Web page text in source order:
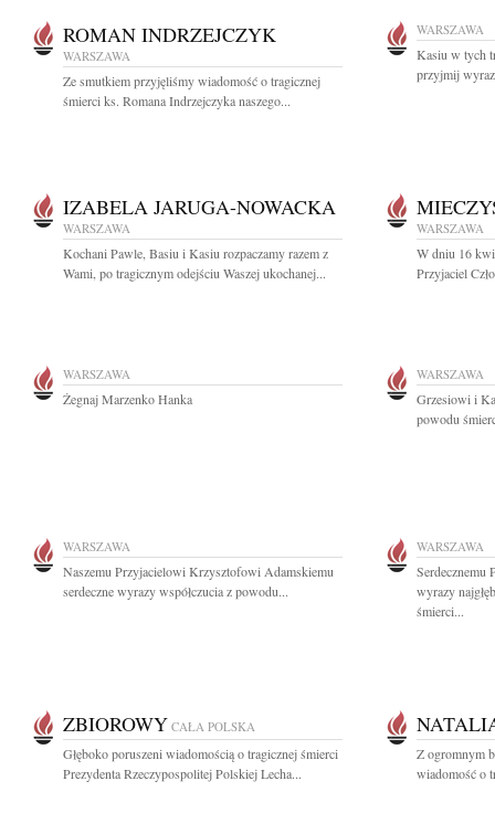
ROMAN INDRZEJCZYK
WARSZAWA
Ze smutkiem przyjęliśmy wiadomość o tragicznej
śmierci ks. Romana Indrzejczyka naszego...
WARSZAWA
Kasiu w tych
przyjmij
IZABELA JARUGA-NOWACKA
WARSZAWA
Kochani Pawle, Basiu i Kasiu rozpaczamy razem z
Wami, po tragicznym odejściu Waszej ukochanej...
WARSZAWA
W dniu 16
Przyjaciel
WARSZAWA
Żegnaj Marzenko Hanka
WARSZAWA
Grzesiowi i
powodu
WARSZAWA
Naszemu Przyjacielowi Krzysztofowi Adamskiemu
serdeczne wyrazy współczucia z powodu...
WARSZAWA
Serdecznemu
wyrazy
śmierci...
ZBIOROWY CAŁA POLSKA
Głęboko poruszeni wiadomością o tragicznej śmierci
Prezydenta Rzeczypospolitej Polskiej Lecha...
Z ogromnym
wiadomość o